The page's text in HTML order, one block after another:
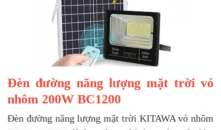
Đèn đường năng lượng mặt trời vỏ
nhôm 200W BC1200
Đèn đường năng lượng mặt trời KITAWA vỏ nhôm